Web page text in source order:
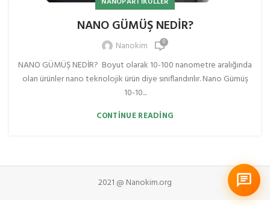
NANO GÜMÜŞ NEDİR?
Nanokim 0
NANO GÜMÜŞ NEDİR? Boyut olarak 10-100 nanometre aralığında
olan ürünler nano teknolojik ürün diye sınıflandırılır. Nano Gümüş
10-10...
CONTINUE READING
2021 @ Nanokim.org